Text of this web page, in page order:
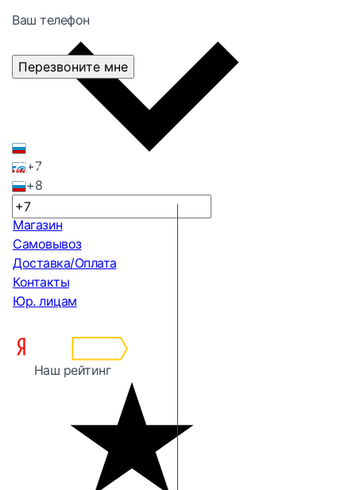
Ваш телефон
+7
+8
Перезвоните мне
Магазин
Самовывоз
Доставка/Оплата
Контакты
Юр. лицам
Наш рейтинг